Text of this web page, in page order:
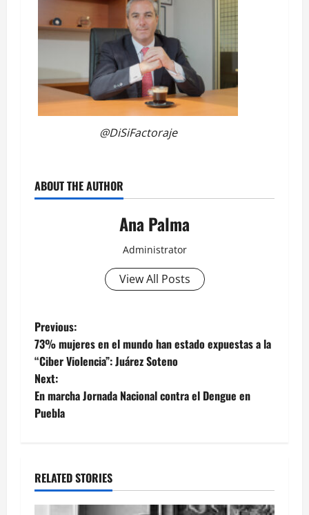
@DiSiFactoraje
ABOUT THE AUTHOR
Ana Palma
Administrator
View All Posts
Post
navigation
Previous:
73% mujeres en el mundo han estado expuestas a la
“Ciber Violencia”: Juárez Soteno
Next:
En marcha Jornada Nacional contra el Dengue en
Puebla
RELATED STORIES